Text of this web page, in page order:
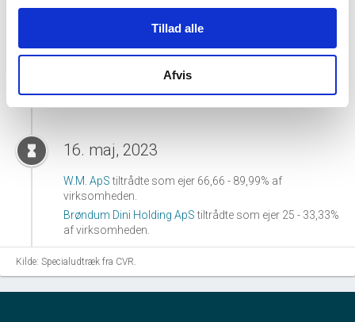
Tillad alle
Afvis
hourglass_full 25. juli, 2023
Harboe & B. Godkendt Revisionsanpartsselskab
tiltrådte som revisor for virksomheden.
hourglass_full 16. maj, 2023
W.M. ApStiltrådte som ejer 66,66 - 89,99% af
virksomheden.
Brøndum Dini Holding ApStiltrådte som ejer 25 - 33,33%
af virksomheden.
hourglass_full 28. november, 2022
Kilde: Specialudtræk fra CVR.